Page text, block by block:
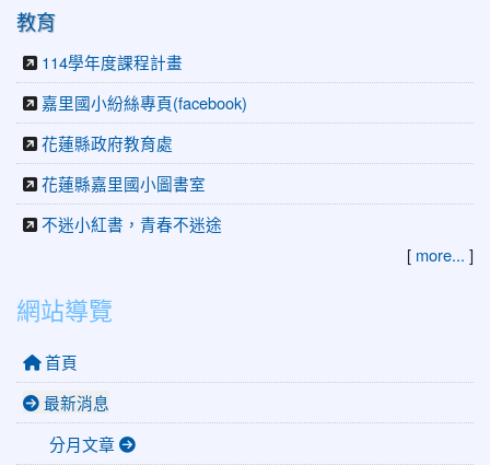
教育
114學年度課程計畫
嘉里國小紛絲專頁(facebook)
花蓮縣政府教育處
花蓮縣嘉里國小圖書室
不迷小紅書，青春不迷途
[ more... ]
網站導覽
首頁
最新消息
分月文章